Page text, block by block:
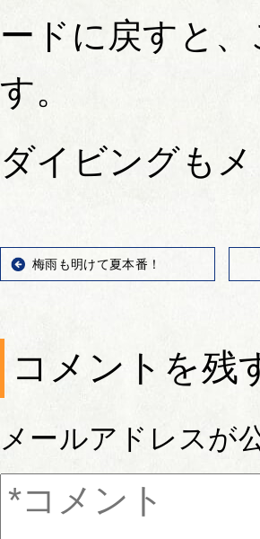
ードに戻すと
す。
ダイビングも
梅雨も明けて夏本番！
コメントを残
メールアドレスが